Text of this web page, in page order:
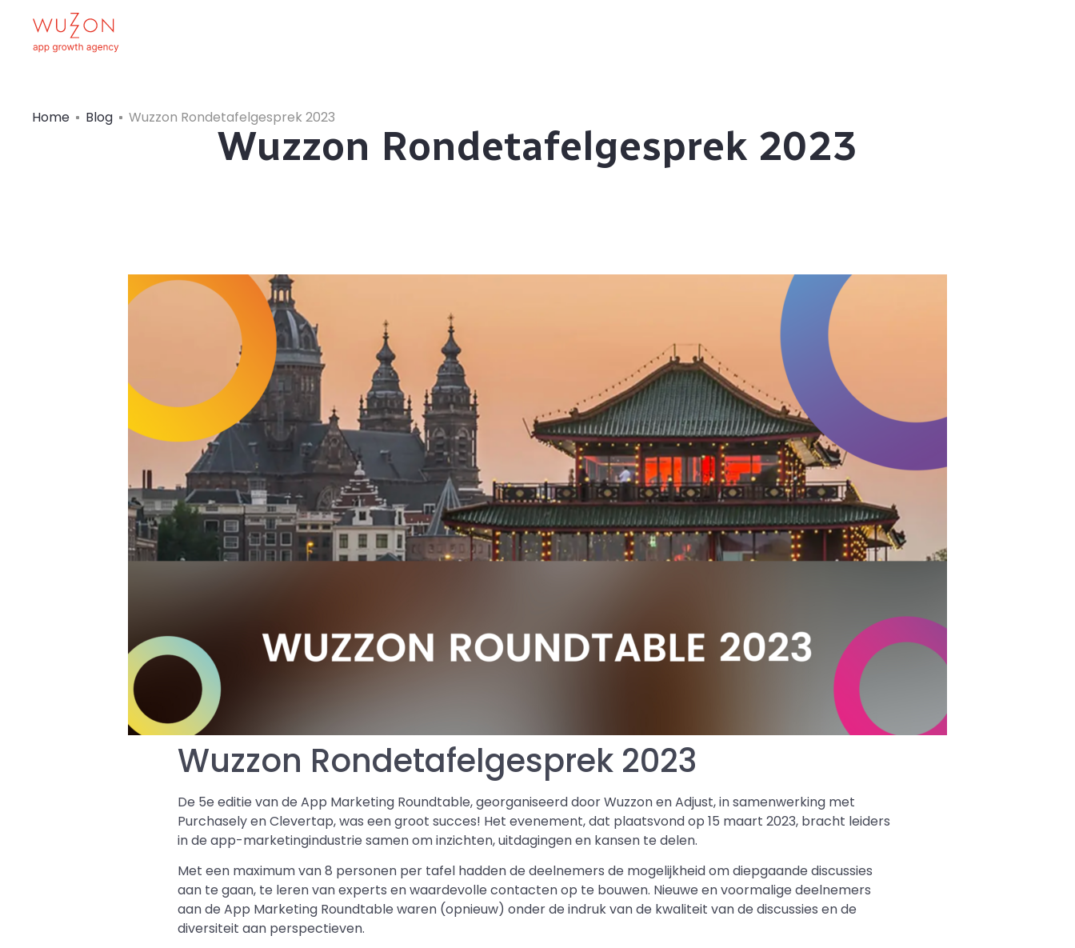
Home Blog Wuzzon Rondetafelgesprek 2023
Wuzzon Rondetafelgesprek 2023
Wuzzon Rondetafelgesprek 2023
De 5e editie van de App Marketing Roundtable, georganiseerd door Wuzzon en Adjust, in samenwerking met
Purchasely en Clevertap, was een groot succes! Het evenement, dat plaatsvond op 15 maart 2023, bracht leiders
in de app-marketingindustrie samen om inzichten, uitdagingen en kansen te delen.
Met een maximum van 8 personen per tafel hadden de deelnemers de mogelijkheid om diepgaande discussies
aan te gaan, te leren van experts en waardevolle contacten op te bouwen. Nieuwe en voormalige deelnemers
aan de App Marketing Roundtable waren (opnieuw) onder de indruk van de kwaliteit van de discussies en de
diversiteit aan perspectieven.